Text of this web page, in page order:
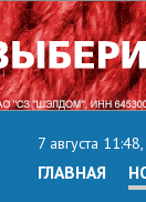
7 августа
ГЛАВНАЯ